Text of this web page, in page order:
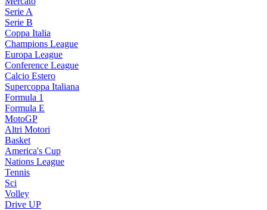
Serie A
Serie B
Coppa Italia
Champions League
Europa League
Conference League
Calcio Estero
Supercoppa Italiana
Formula 1
Formula E
MotoGP
Altri Motori
Basket
America's Cup
Nations League
Tennis
Sci
Volley
Drive UP